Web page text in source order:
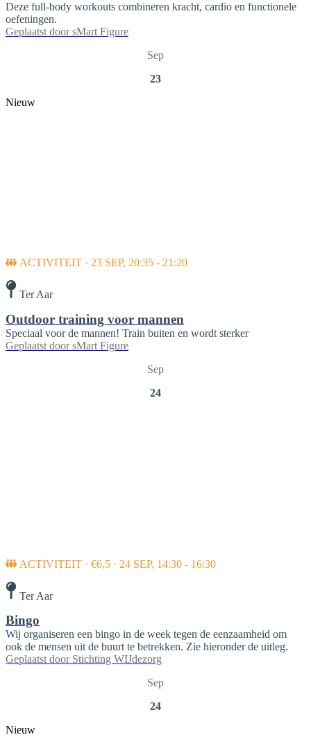
Deze full-body workouts combineren kracht, cardio en functionele
oefeningen.
Geplaatst door sMart Figure
Sep
23
Nieuw
ACTIVITEIT · 23 SEP, 20:35 - 21:20
Ter Aar
Outdoor training voor mannen
Speciaal voor de mannen! Train buiten en wordt sterker
Geplaatst door sMart Figure
Sep
24
ACTIVITEIT · €6,5 · 24 SEP, 14:30 - 16:30
Ter Aar
Bingo
Wij organiseren een bingo in de week tegen de eenzaamheid om
ook de mensen uit de buurt te betrekken. Zie hieronder de uitleg.
Geplaatst door Stichting WIJdezorg
Sep
24
Nieuw